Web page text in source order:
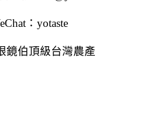
：yotaste
鏡伯頂級台灣農產